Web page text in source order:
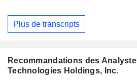
Plus de transcripts
Recommandations des
Technologies Holdings, Inc.